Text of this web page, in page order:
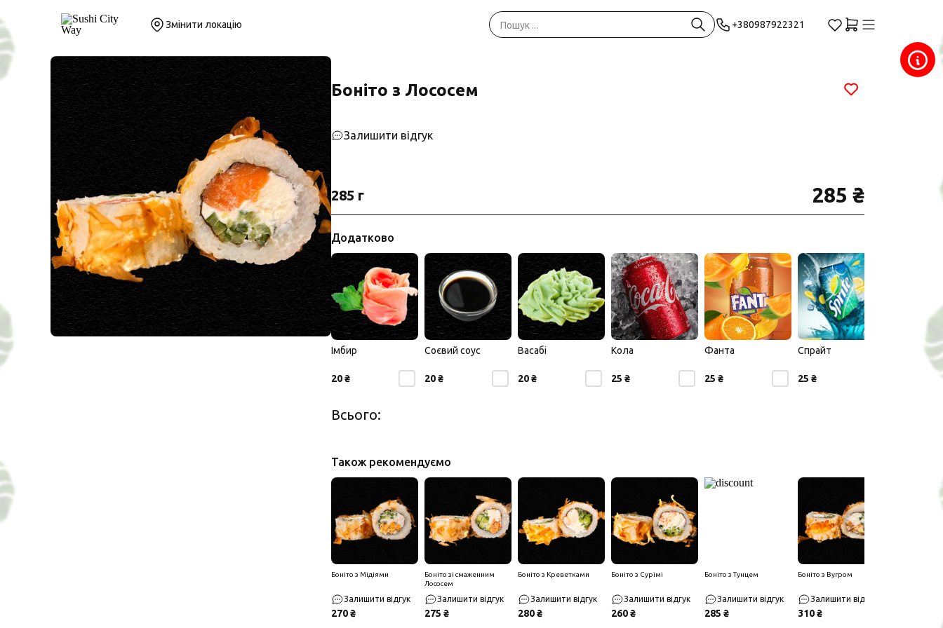
Змінити локацію +380987922321
Боніто з Лососем
Залишити відгук
285 г 285 ₴
Додатково
Імбир
20 ₴
Соєвий соус
20 ₴
Васабі
20 ₴
Кола
25 ₴
Фанта
25 ₴
Спрайт
25 ₴
Всього:
Також рекомендуємо
Боніто з Мідіями
Залишити відгук
270 ₴
Боніто зі смаженним
Лососем
Залишити відгук
275 ₴
Боніто з Креветками
Залишити відгук
280 ₴
Боніто з Сурімі
Залишити відгук
260 ₴
Боніто з Тунцем
Залишити відгук
285 ₴
Боніто з Вугром
Залишити відгук
310 ₴